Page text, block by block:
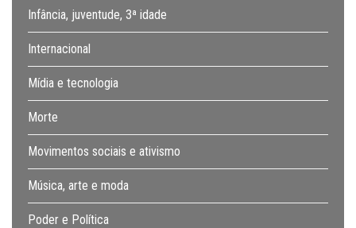
Infância, juventude, 3ª idade
Internacional
Mídia e tecnologia
Morte
Movimentos sociais e ativismo
Música, arte e moda
Poder e Política